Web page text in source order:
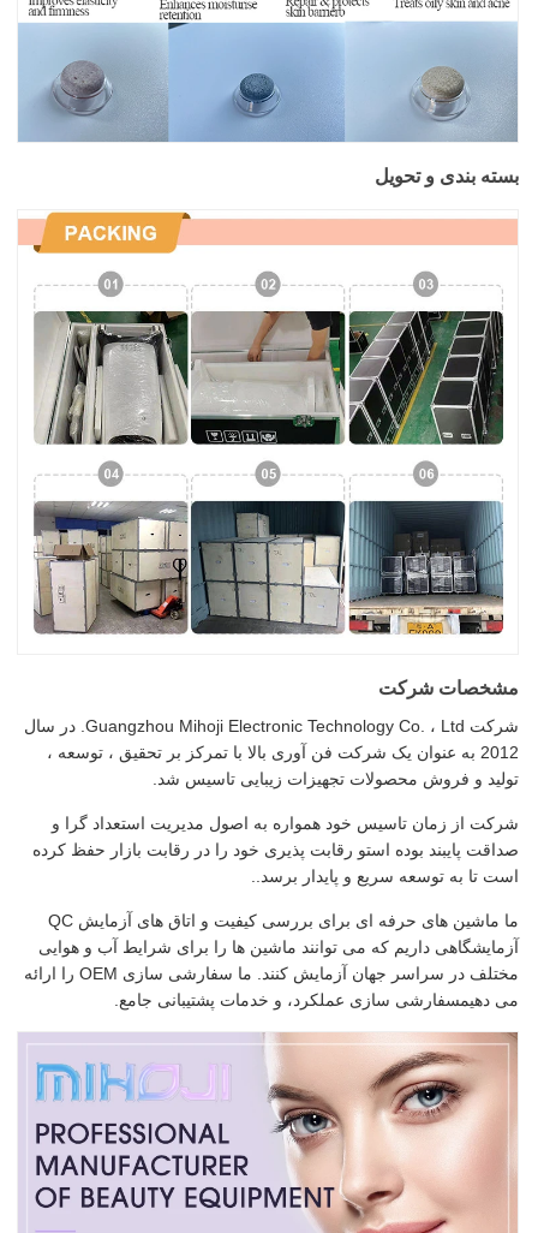
بسته بندی و تحویل
مشخصات شرکت
شرکت Guangzhou Mihoji Electronic Technology Co. ، Ltd. در سال
2012 به عنوان یک شرکت فن آوری بالا با تمرکز بر تحقیق ، توسعه ،
تولید و فروش محصولات تجهیزات زیبایی تاسیس شد.
شرکت از زمان تاسیس خود همواره به اصول مدیریت استعداد گرا و
صداقت پایبند بوده استو رقابت پذیری خود را در رقابت بازار حفظ کرده
است تا به توسعه سریع و پایدار برسد..
ما ماشین های حرفه ای برای بررسی کیفیت و اتاق های آزمایش QC
آزمایشگاهی داریم که می توانند ماشین ها را برای شرایط آب و هوایی
مختلف در سراسر جهان آزمایش کنند. ما سفارشی سازی OEM را ارائه
می دهیمسفارشی سازی عملکرد، و خدمات پشتیبانی جامع.